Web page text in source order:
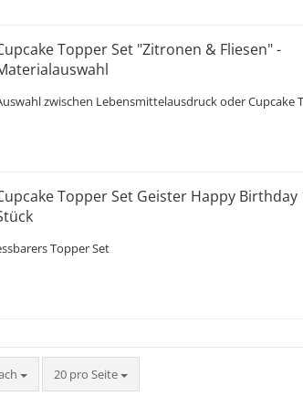
Topper Set "Zitronen & Fliesen" -
zwischen Lebensmittelausdruck oder Cupcake
Topper Set Geister Happy Birthday
Topper Set
20 pro Seite
pro Seite